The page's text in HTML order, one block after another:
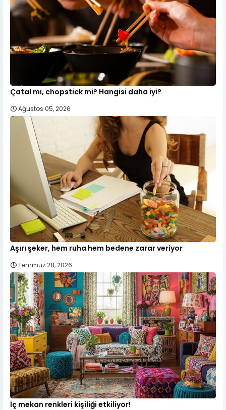
Çatal mı, chopstick mi? Hangisi daha iyi?
Ağustos 05, 2026
Aşırı şeker, hem ruha hem bedene zarar veriyor
Temmuz 28, 2026
İç mekan renkleri kişiliği etkiliyor!